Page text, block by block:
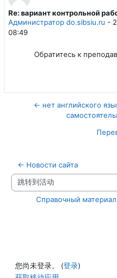
Re: вариант контрольной
Администратор do.sibsiu.ru -
08:49
回帖数：0
Обратитесь к
← нет английского
← Новости сайта
跳转到活动
Справочный
您尚未登录。 (登录)